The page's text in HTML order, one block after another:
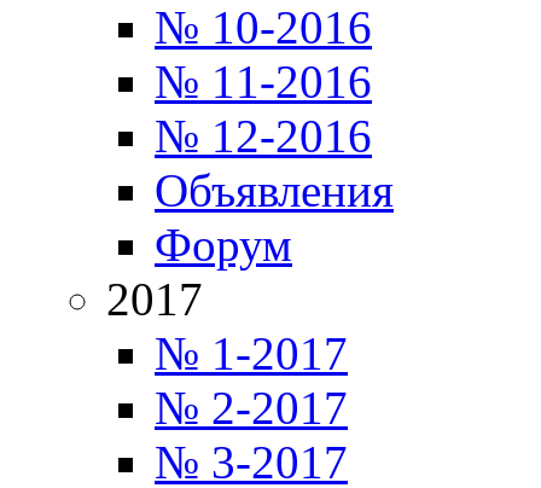
№ 10-2016
№ 11-2016
№ 12-2016
Объявления
Форум
2017
№ 1-2017
№ 2-2017
№ 3-2017